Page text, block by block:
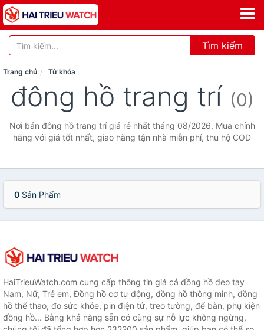
Tìm kiếm
Trang chủ Từ khóa
đông hồ trang trí (0)
Nơi bán đông hồ trang trí giá rẻ nhất tháng 08/2026. Mua chính
hãng với giá tốt nhất, giao hàng tận nhà miễn phí, thu hộ COD
0 Sản Phẩm
HaiTrieuWatch.com cung cấp thông tin giá cả đồng hồ đeo tay
Nam, Nữ, Trẻ em, Đồng hồ cơ tự động, đồng hồ thông minh, đồng
hồ thể thao, đo sức khỏe, pin điện tử, treo tường, để bàn, phụ kiện
đồng hồ... Bằng khả năng sẵn có cùng sự nỗ lực không ngừng,